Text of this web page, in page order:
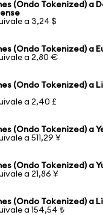
(Ondo Tokenized) a
a 3,24 $
(Ondo Tokenized) a
a 2,80 €
(Ondo Tokenized) a
a 2,40 £
(Ondo Tokenized) a
a 511,29 ¥
(Ondo Tokenized) a
a 21,86 ¥
(Ondo Tokenized) a
a 154,54 ₺